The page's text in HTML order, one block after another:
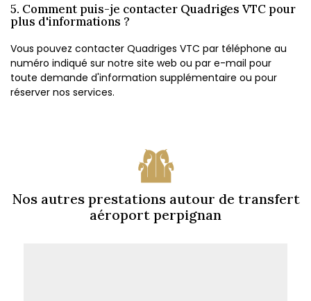
5. Comment puis-je contacter Quadriges VTC pour
plus d'informations ?
Vous pouvez contacter Quadriges VTC par téléphone au
numéro indiqué sur notre site web ou par e-mail pour
toute demande d'information supplémentaire ou pour
réserver nos services.
Nos autres prestations autour de transfert
aéroport perpignan